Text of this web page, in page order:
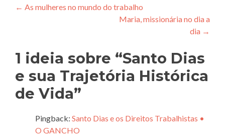
Navegação
← As mulheres no mundo do trabalho
Maria, missionária no dia a
dia →
1 ideia sobre “Santo Dias
e sua Trajetória Histórica
de Vida”
Pingback: Santo Dias e os Direitos Trabalhistas •
O GANCHO